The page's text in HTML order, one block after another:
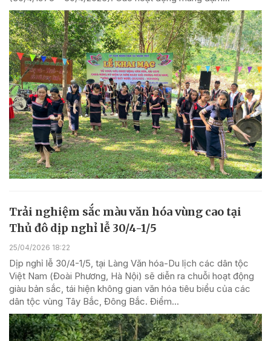
Trải nghiệm sắc màu văn hóa vùng cao tại
Thủ đô dịp nghỉ lễ 30/4-1/5
25/04/2026 18:22
Dịp nghỉ lễ 30/4-1/5, tại Làng Văn hóa-Du lịch các dân tộc
Việt Nam (Đoài Phương, Hà Nội) sẽ diễn ra chuỗi hoạt động
giàu bản sắc, tái hiện không gian văn hóa tiêu biểu của các
dân tộc vùng Tây Bắc, Đông Bắc. Điểm...